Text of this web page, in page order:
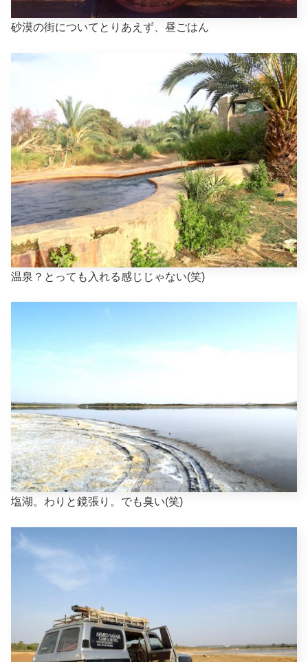
砂漠の街についてとりあえず、昼ごはん
温泉？とっても入れる感じじゃない(笑)
塩湖。わりと鏡張り。でも臭い(笑)